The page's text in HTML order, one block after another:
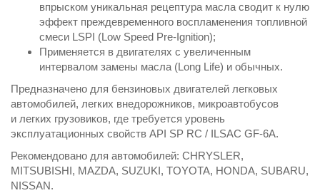
впрыском уникальная рецептура масла сводит к нулю
эффект преждевременного воспламенения топливной
смеси LSPI (Low Speed Pre-Ignition);
Применяется в двигателях с увеличенным
интервалом замены масла (Long Life) и обычных.
Предназначено для бензиновых двигателей легковых
автомобилей, легких внедорожников, микроавтобусов
и легких грузовиков, где требуется уровень
эксплуатационных свойств API SP RC / ILSAC GF-6A.
Рекомендовано для автомобилей: CHRYSLER,
MITSUBISHI, MAZDA, SUZUKI, TOYOTA, HONDA, SUBARU,
NISSAN.